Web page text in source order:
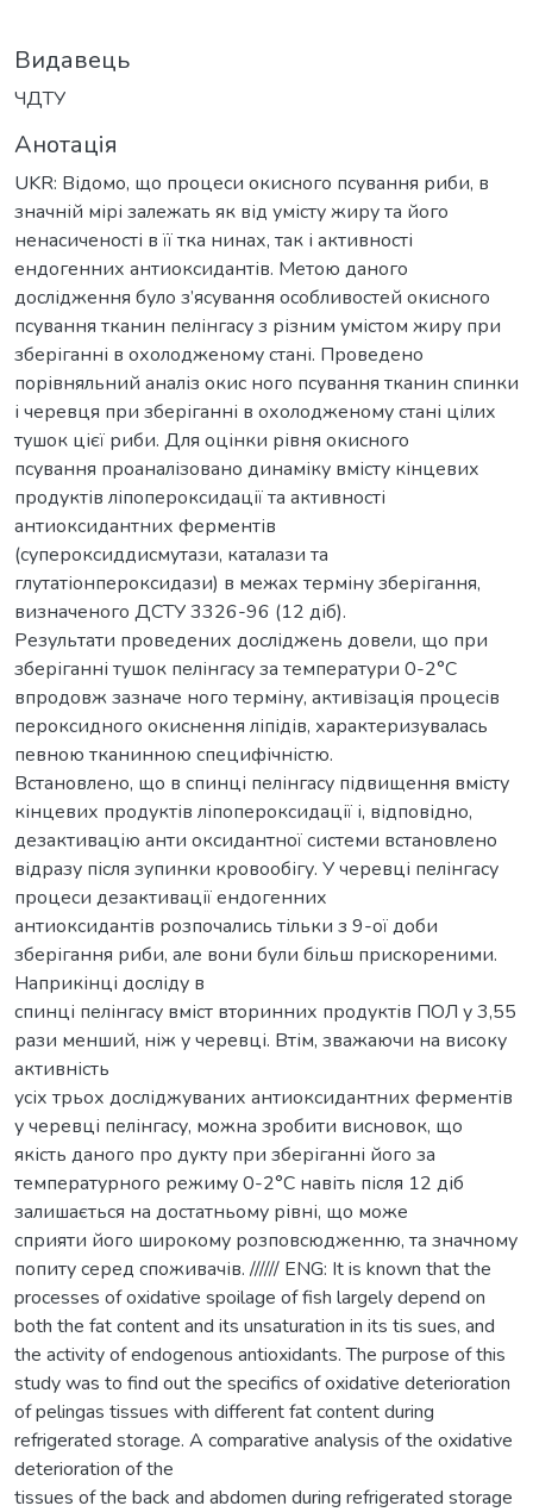
Видавець
ЧДТУ
Анотація
UKR: Відомо, що процеси окисного псування риби, в
значній мірі залежать як від умісту жиру та його
ненасиченості в її тка нинах, так і активності
ендогенних антиоксидантів. Метою даного
дослідження було з’ясування особливостей окисного
псування тканин пелінгасу з різним умістом жиру при
зберіганні в охолодженому стані. Проведено
порівняльний аналіз окис ного псування тканин спинки
і черевця при зберіганні в охолодженому стані цілих
тушок цієї риби. Для оцінки рівня окисного
псування проаналізовано динаміку вмісту кінцевих
продуктів ліпопероксидації та активності
антиоксидантних ферментів
(супероксиддисмутази, каталази та
глутатіонпероксидази) в межах терміну зберігання,
визначеного ДСТУ 3326-96 (12 діб).
Результати проведених досліджень довели, що при
зберіганні тушок пелінгасу за температури 0-2°С
впродовж зазначе ного терміну, активізація процесів
пероксидного окиснення ліпідів, характеризувалась
певною тканинною специфічністю.
Встановлено, що в спинці пелінгасу підвищення вмісту
кінцевих продуктів ліпопероксидації і, відповідно,
дезактивацію анти оксидантної системи встановлено
відразу після зупинки кровообігу. У черевці пелінгасу
процеси дезактивації ендогенних
антиоксидантів розпочались тільки з 9-ої доби
зберігання риби, але вони були більш прискореними.
Наприкінці досліду в
спинці пелінгасу вміст вторинних продуктів ПОЛ у 3,55
рази менший, ніж у черевці. Втім, зважаючи на високу
активність
усіх трьох досліджуваних антиоксидантних ферментів
у черевці пелінгасу, можна зробити висновок, що
якість даного про дукту при зберіганні його за
температурного режиму 0-2°С навіть після 12 діб
залишається на достатньому рівні, що може
сприяти його широкому розповсюдженню, та значному
попиту серед споживачів. ////// ENG: It is known that the
processes of oxidative spoilage of fish largely depend on
both the fat content and its unsaturation in its tis sues, and
the activity of endogenous antioxidants. The purpose of this
study was to find out the specifics of oxidative deterioration
of pelingas tissues with different fat content during
refrigerated storage. A comparative analysis of the oxidative
deterioration of the
tissues of the back and abdomen during refrigerated storage